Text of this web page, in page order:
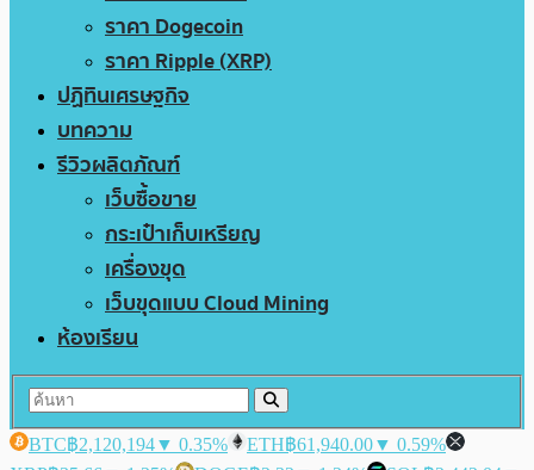
ราคา Dogecoin
ราคา Ripple (XRP)
ปฏิทินเศรษฐกิจ
บทความ
รีวิวผลิตภัณฑ์
เว็บซื้อขาย
กระเป๋าเก็บเหรียญ
เครื่องขุด
เว็บขุดแบบ Cloud Mining
ห้องเรียน
BTC฿2,120,194▼ 0.35% ETH฿61,940.00▼ 0.59%